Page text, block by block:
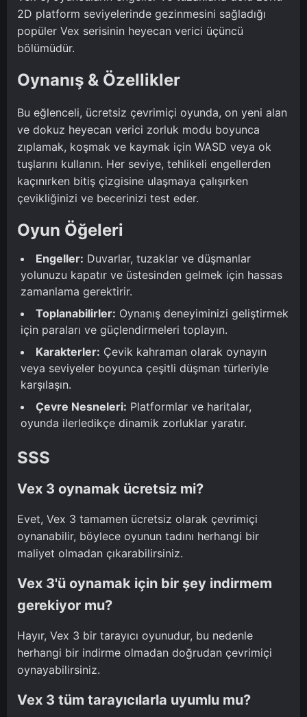
2D platform seviyelerinde gezinmesini sağladığı
popüler Vex serisinin heyecan verici üçüncü
bölümüdür.
Oynanış & Özellikler
Bu eğlenceli, ücretsiz çevrimiçi oyunda, on yeni alan
ve dokuz heyecan verici zorluk modu boyunca
zıplamak, koşmak ve kaymak için WASD veya ok
tuşlarını kullanın. Her seviye, tehlikeli engellerden
kaçınırken bitiş çizgisine ulaşmaya çalışırken
çevikliğinizi ve becerinizi test eder.
Oyun Öğeleri
Engeller: Duvarlar, tuzaklar ve düşmanlar
yolunuzu kapatır ve üstesinden gelmek için hassas
zamanlama gerektirir.
Toplanabilirler: Oynanış deneyiminizi geliştirmek
için paraları ve güçlendirmeleri toplayın.
Karakterler: Çevik kahraman olarak oynayın
veya seviyeler boyunca çeşitli düşman türleriyle
karşılaşın.
Çevre Nesneleri: Platformlar ve haritalar,
oyunda ilerledikçe dinamik zorluklar yaratır.
SSS
Vex 3 oynamak ücretsiz mi?
Evet, Vex 3 tamamen ücretsiz olarak çevrimiçi
oynanabilir, böylece oyunun tadını herhangi bir
maliyet olmadan çıkarabilirsiniz.
Vex 3'ü oynamak için bir şey indirmem
gerekiyor mu?
Hayır, Vex 3 bir tarayıcı oyunudur, bu nedenle
herhangi bir indirme olmadan doğrudan çevrimiçi
oynayabilirsiniz.
Vex 3 tüm tarayıcılarla uyumlu mu?